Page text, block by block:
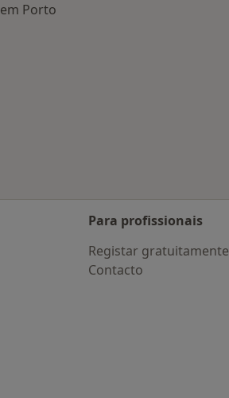
Porto
Para profissionais
Registar gratuitamente
Contacto